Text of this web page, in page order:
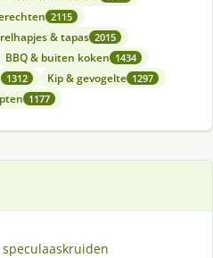
2115
& tapas 2015
BBQ & buiten koken 1434
1312 Kip & gevogelte 1297
1177